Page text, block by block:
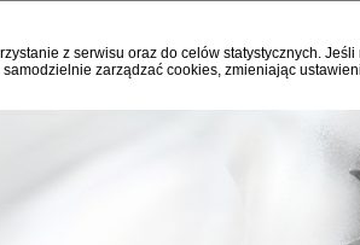
z serwisu oraz do celów statystycznych.
zarządzać cookies, zmieniając